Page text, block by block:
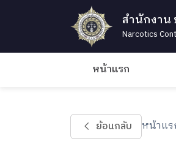
สำนักงาน
Narcotics
หน้าแรก
ย้อนกลับ หน้าแ